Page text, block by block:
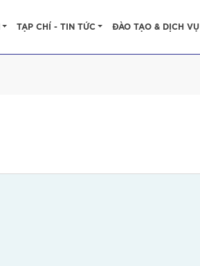
TẠP CHÍ - TIN TỨC ĐÀO TẠO & DỊCH VỤ